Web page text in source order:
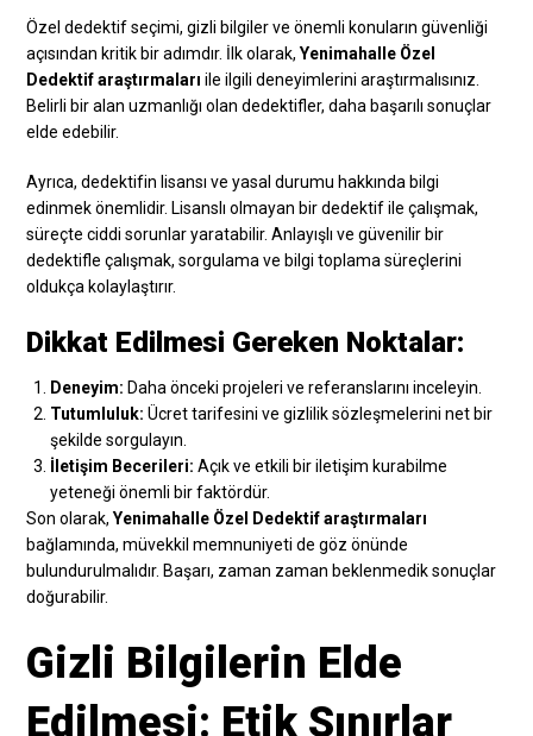
Özel dedektif seçimi, gizli bilgiler ve önemli konuların güvenliği
açısından kritik bir adımdır. İlk olarak,Yenimahalle Özel
Dedektif araştırmaları ile ilgili deneyimlerini araştırmalısınız.
Belirli bir alan uzmanlığı olan dedektifler, daha başarılı sonuçlar
elde edebilir.
Ayrıca, dedektifin lisansı ve yasal durumu hakkında bilgi
edinmek önemlidir. Lisanslı olmayan bir dedektif ile çalışmak,
süreçte ciddi sorunlar yaratabilir. Anlayışlı ve güvenilir bir
dedektifle çalışmak, sorgulama ve bilgi toplama süreçlerini
oldukça kolaylaştırır.
Dikkat Edilmesi Gereken Noktalar:
Deneyim: Daha önceki projeleri ve referanslarını inceleyin.
Tutumluluk: Ücret tarifesini ve gizlilik sözleşmelerini net bir
şekilde sorgulayın.
İletişim Becerileri: Açık ve etkili bir iletişim kurabilme
yeteneği önemli bir faktördür.
Son olarak,Yenimahalle Özel Dedektif araştırmaları
bağlamında, müvekkil memnuniyeti de göz önünde
bulundurulmalıdır. Başarı, zaman zaman beklenmedik sonuçlar
doğurabilir.
Gizli Bilgilerin Elde
Edilmesi: Etik Sınırlar